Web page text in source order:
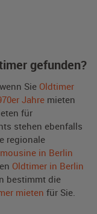
gefunden?
Sie Oldtimer
Jahre mieten
für
stehen ebenfalls
regionale
in Berlin
Oldtimer in Berlin
bestimmt die
mieten für Sie.